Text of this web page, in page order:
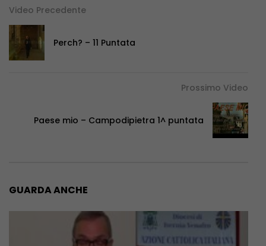
Video Precedente
Perch? – 11 Puntata
Prossimo Video
Paese mio – Campodipietra 1^ puntata
GUARDA ANCHE